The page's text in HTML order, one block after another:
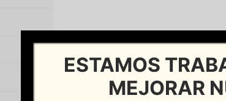
ESTAMOS
MEJORAR